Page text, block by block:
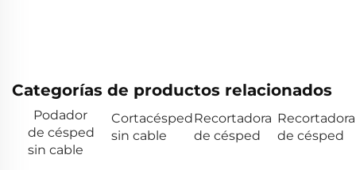
Categorías de productos relacionados
Podador
de césped
sin cable
Cortacésped
sin cable
Recortadora
de césped
Recortadora
de césped